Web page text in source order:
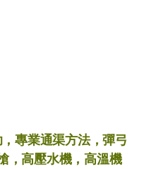
專業通渠方法，彈弓
，高壓水機，高溫機